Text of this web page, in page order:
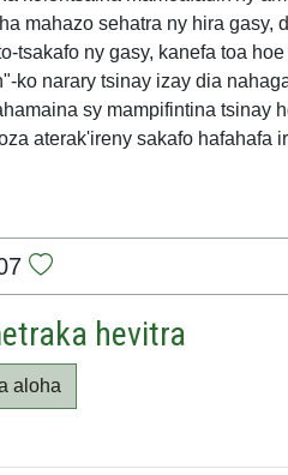
mahazo sehatra ny hira gasy,
tsakafo ny gasy, kanefa toa
ko narary tsinay izay dia
sy mampifintina tsinay
aterak'ireny sakafo hafahafa
hevitra
aloha